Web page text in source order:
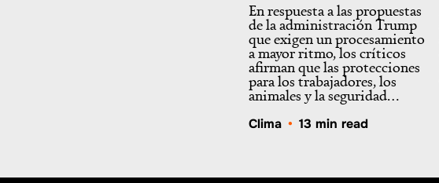
En respuesta a las propuestas
de la administración Trump
que exigen un procesamiento
a mayor ritmo, los críticos
afirman que las protecciones
para los trabajadores, los
animales y la seguridad…
Clima • 13 min read